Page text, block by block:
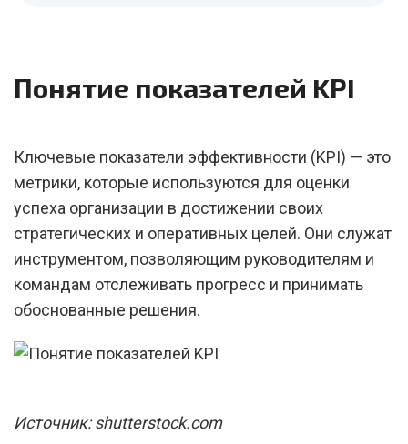
Понятие показателей KPI
Ключевые показатели эффективности (KPI) — это
метрики, которые используются для оценки
успеха организации в достижении своих
стратегических и оперативных целей. Они служат
инструментом, позволяющим руководителям и
командам отслеживать прогресс и принимать
обоснованные решения.
Источник: shutterstock.com